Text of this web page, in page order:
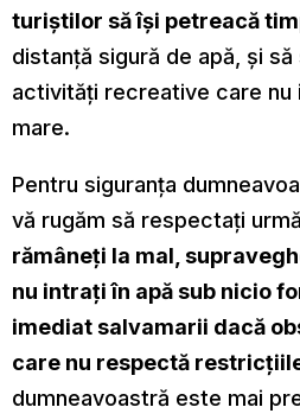
turiștilor să își petreacă
distanță sigură de apă, și
activități recreative care nu
mare.
Pentru siguranța
vă rugăm să respectați
rămâneți la mal,
nu intrați în apă sub nicio
imediat salvamarii dacă
care nu respectă
dumneavoastră este mai